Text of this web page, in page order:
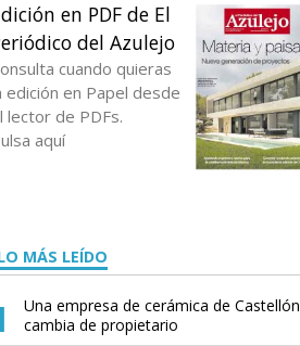
en PDF de El
del Azulejo
cuando quieras
edición en Papel desde
lector de PDFs.
aquí
MÁS LEÍDO
Una empresa de cerámica de Castellón
cambia de propietario